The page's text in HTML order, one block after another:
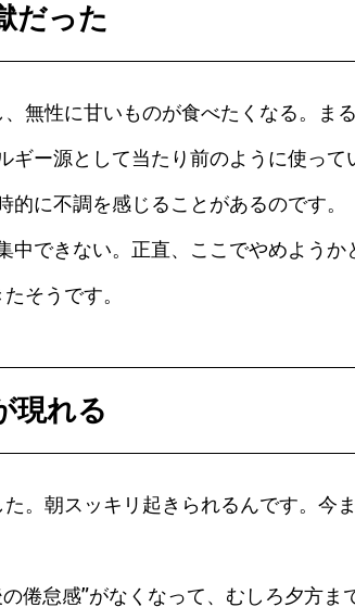
だった
無性に甘いものが食べたくなる。ま
ー源として当たり前のように使って
に不調を感じることがあるのです。
中できない。正直、ここでやめようか
そうです。
現れる
。朝スッキリ起きられるんです。今
倦怠感”がなくなって、むしろ夕方